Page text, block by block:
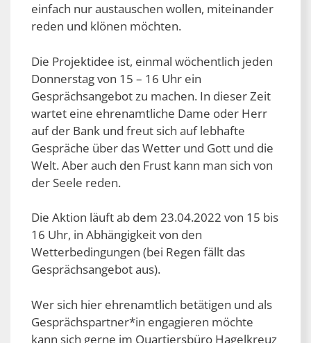
einfach nur austauschen wollen, miteinander
reden und klönen möchten.
Die Projektidee ist, einmal wöchentlich jeden
Donnerstag von 15 – 16 Uhr ein
Gesprächsangebot zu machen. In dieser Zeit
wartet eine ehrenamtliche Dame oder Herr
auf der Bank und freut sich auf lebhafte
Gespräche über das Wetter und Gott und die
Welt. Aber auch den Frust kann man sich von
der Seele reden.
Die Aktion läuft ab dem 23.04.2022 von 15 bis
16 Uhr, in Abhängigkeit von den
Wetterbedingungen (bei Regen fällt das
Gesprächsangebot aus).
Wer sich hier ehrenamtlich betätigen und als
Gesprächspartner*in engagieren möchte
kann sich gerne im Quartiersbüro Hagelkreuz